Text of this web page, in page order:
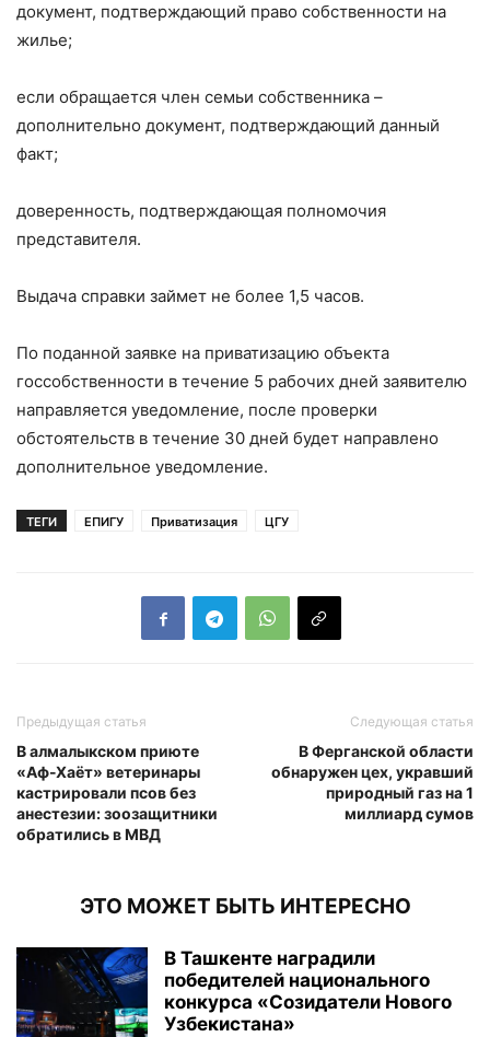
документ, подтверждающий право собственности на
жилье;
если обращается член семьи собственника –
дополнительно документ, подтверждающий данный
факт;
доверенность, подтверждающая полномочия
представителя.
Выдача справки займет не более 1,5 часов.
По поданной заявке на приватизацию объекта
госсобственности в течение 5 рабочих дней заявителю
направляется уведомление, после проверки
обстоятельств в течение 30 дней будет направлено
дополнительное уведомление.
ТЕГИ ЕПИГУ Приватизация ЦГУ
Предыдущая статья
В алмалыкском приюте
«Аф-Хаёт» ветеринары
кастрировали псов без
анестезии: зоозащитники
обратились в МВД
Следующая статья
В Ферганской области
обнаружен цех, укравший
природный газ на 1
миллиард сумов
ЭТО МОЖЕТ БЫТЬ ИНТЕРЕСНО
В Ташкенте наградили
победителей национального
конкурса «Созидатели Нового
Узбекистана»